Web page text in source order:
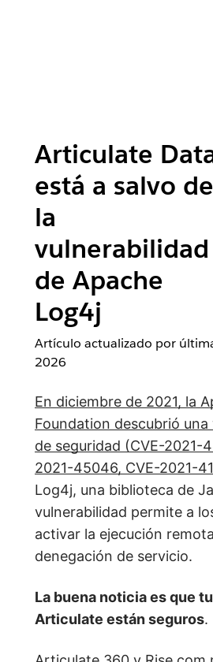
Articulate
está a salvo de
la
vulnerabilidad
de Apache
Log4j
Artículo actualizado por
2026
En diciembre de 2021, la
Foundation descubrió una
de seguridad (CVE-2021-
2021-45046, CVE-2021-
Log4j, una biblioteca de
vulnerabilidad permite a
activar la ejecución
denegación de servicio.
La buena noticia es que
Articulate están seguros.